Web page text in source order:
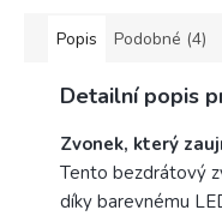
Popis Podobné (4)
Detailní popis
Zvonek, který
Tento bezdrátový
díky barevnému